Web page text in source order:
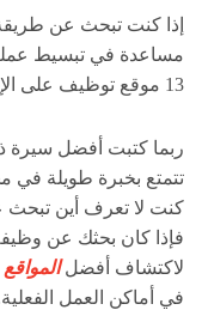
إذا كنت تبحث عن طريقة
مساعدة في تبسيط
13 موقع توظيف على الإنترنت .
ربما كتبت أفضل سيرة
تتمتع بخبرة طويلة في
كنت لا تعرف أين تبحث
فإذا كان بحثك عن
لاكتشاف أفضلالمواقع
في أماكن العمل